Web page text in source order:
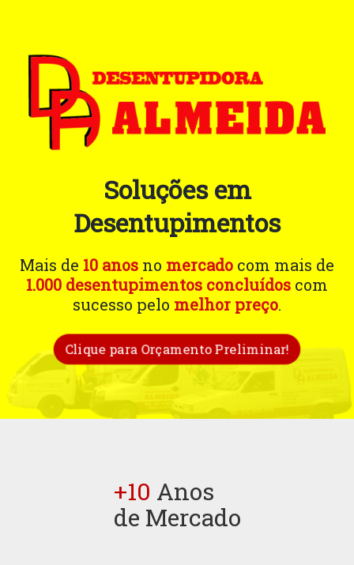
Soluções em
Desentupimentos
Mais de 10 anos no mercado com mais de
1.000 desentupimentos concluídos com
sucesso pelo melhor preço.
Clique para Orçamento Preliminar!
+10 Anos
de Mercado